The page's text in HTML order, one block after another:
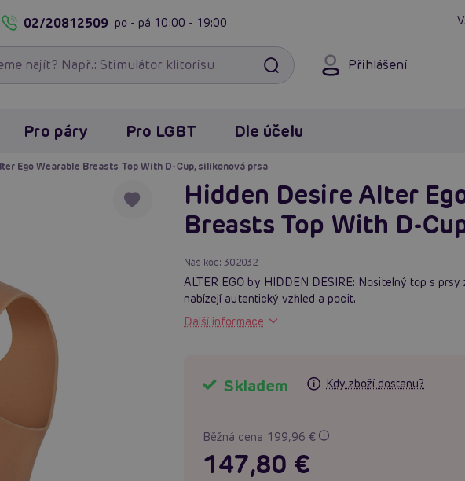
02/20812509 po - pá 10:00 - 19:00
Přihlášení
Pro páry Pro LGBT Dle účelu
Ego Wearable Breasts Top With D-Cup, silikonová prsa
Hidden Desire Alter
Breasts Top With D-
Náš kód:302032
ALTER EGO by HIDDEN DESIRE: Nositelný top s
nabízejí autentický vzhled a pocit.
Další informace
Skladem Kdy zboží dostanu?
Běžná cena 199,96 €
147,80 €